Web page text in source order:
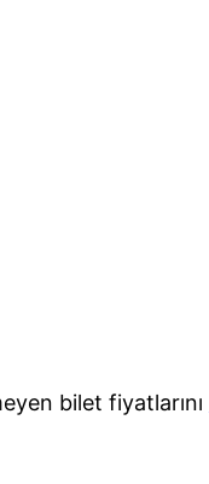
bilet fiyatlarını